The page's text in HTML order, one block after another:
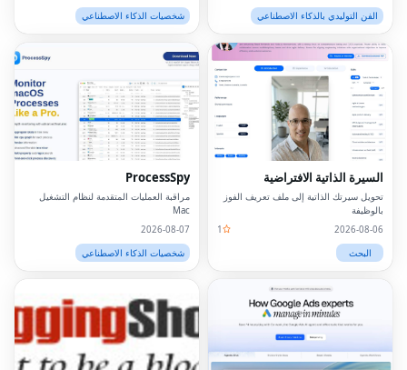
الفن التوليدي بالذكاء الاصطناعي
شخصيات الذكاء الاصطناعي
السيرة الذاتية الافتراضية
تحويل سيرتك الذاتية إلى ملف تعريف الفوز
بالوظيفة
2026-08-06
1
البحث
ProcessSpy
مراقبة العمليات المتقدمة لنظام التشغيل
Mac
2026-08-07
شخصيات الذكاء الاصطناعي